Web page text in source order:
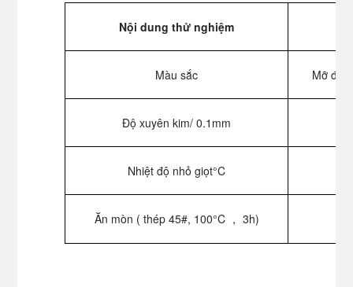
Nội dung thử nghiệm
Màu sắc Mỡ
Độ xuyên kim/ 0.1mm
Nhiệt độ nhỏ giọt°C
Ăn mòn ( thép 45#, 100°C ， 3h)